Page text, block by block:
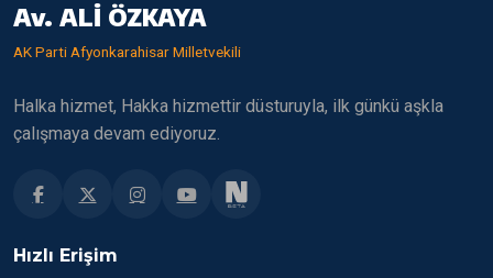
Av. ALİ ÖZKAYA
AK Parti Afyonkarahisar Milletvekili
Halka hizmet, Hakka hizmettir düsturuyla, ilk günkü aşkla
çalışmaya devam ediyoruz.
Hızlı Erişim